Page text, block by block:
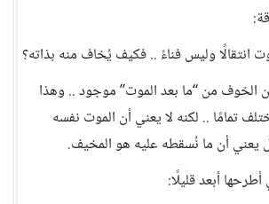
انتقالًا وليس فناءً .. فكيف يُخاف منه بذاته؟
أن الخوف من “ما بعد الموت” موجود .. وهذا
تمامًا .. لكنه لا يعني أن الموت نفسه
أن ما نُسقطه عليه هو المخيف.
أطرحها أبعد قليلًا: